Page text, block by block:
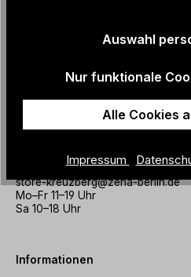
+49 30 200 933 041
Store Kreuzberg
10965 Berlin
+49 30 200 933 042
store-kreuzberg@zeha-berlin.de
Mo–Fr 11–19 Uhr
Sa 10–18 Uhr
Informationen
Auswahl
Nur funktionale
Alle Cookies
Impressum